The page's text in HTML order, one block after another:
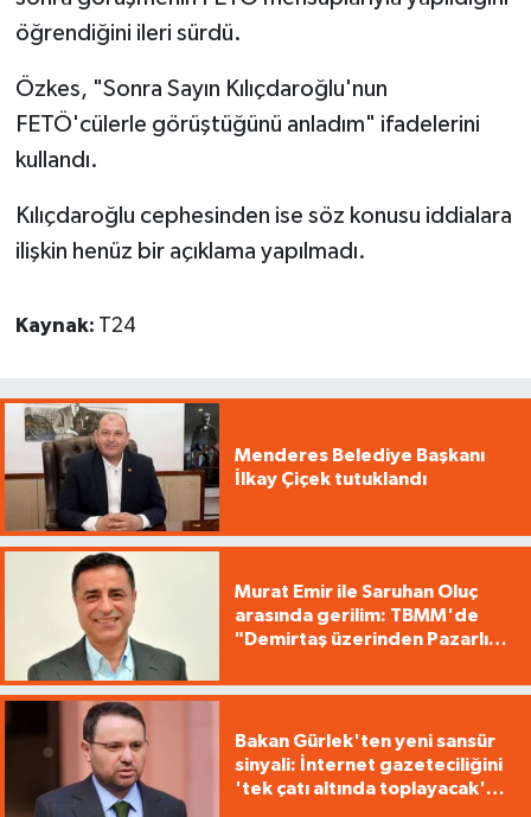
öğrendiğini ileri sürdü.
Özkes, "Sonra Sayın Kılıçdaroğlu'nun
FETÖ'cülerle görüştüğünü anladım" ifadelerini
kullandı.
Kılıçdaroğlu cephesinden ise söz konusu iddialara
ilişkin henüz bir açıklama yapılmadı.
Kaynak: T24
Menderes Belediye Başkanı
İlkay Çiçek tutuklandı
Murat Emir ile Saruhan Oluç
arasında gerilim: TBMM'de
"Demirtaş üzerinden Pazarlık
Bakan Gürlek'ten yeni sansür
sinyali: İnternet gazeteciliğini
'tek çatı altında toplayacak'